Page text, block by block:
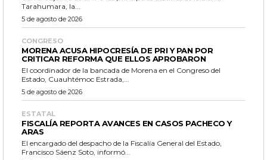
Tarahumara, la...
5 de agosto de 2026
CONGRESO
MORENA ACUSA HIPOCRESÍA DE PRI Y PAN POR
CRITICAR REFORMA QUE ELLOS APROBARON
El coordinador de la bancada de Morena en el Congreso del
Estado, Cuauhtémoc Estrada,...
5 de agosto de 2026
ESTATAL
FISCALÍA REPORTA AVANCES EN CASOS PACHECO Y
ARAS
El encargado del despacho de la Fiscalía General del Estado,
Francisco Sáenz Soto, informó...